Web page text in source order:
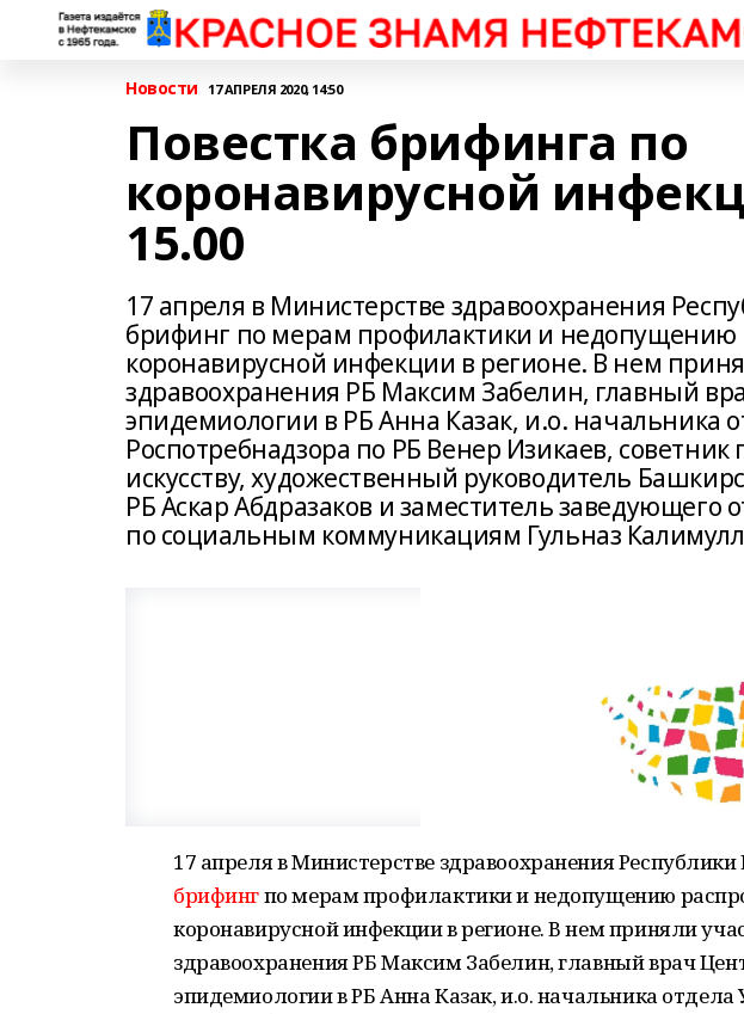
Новости 17 АПРЕЛЯ 2020, 14:50
Повестка брифинга по
коронавирусной
15.00
17 апреля в Министерстве здравоохранения
брифинг по мерам профилактики и недопущению
коронавирусной инфекции в регионе. В нем
здравоохранения РБ Максим Забелин, главный
эпидемиологии в РБ Анна Казак, и.о. начальника
Роспотребнадзора по РБ Венер Изикаев, советник
искусству, художественный руководитель
РБ Аскар Абдразаков и заместитель заведующего
по социальным коммуникациям Гульназ
17 апреля в Министерстве здравоохранения
брифингпо мерам профилактики и недопущению
коронавирусной инфекции в регионе. В нем приняли
здравоохранения РБ Максим Забелин, главный врач
эпидемиологии в РБ Анна Казак, и.о. начальника отдела